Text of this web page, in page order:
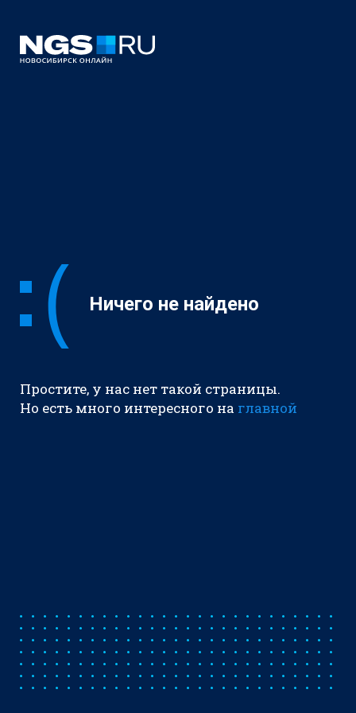
Ничего не найдено
Простите, у нас нет такой страницы.
Но есть много интересного на главной